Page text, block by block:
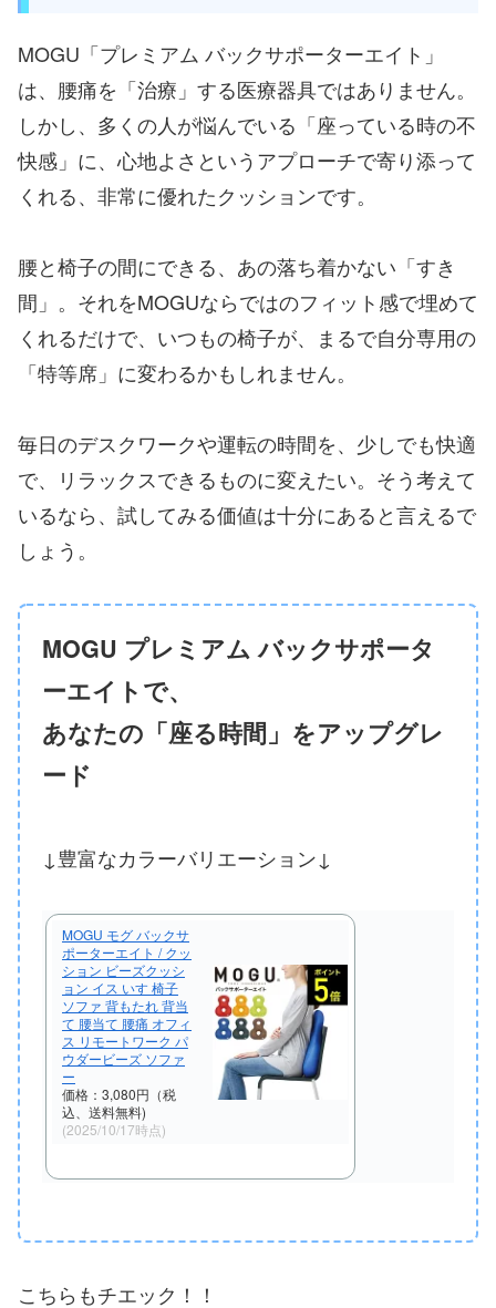
MOGU「プレミアム バックサポーターエイト」
は、腰痛を「治療」する医療器具ではありません。
しかし、多くの人が悩んでいる「座っている時の不
快感」に、心地よさというアプローチで寄り添って
くれる、非常に優れたクッションです。
腰と椅子の間にできる、あの落ち着かない「すき
間」。それをMOGUならではのフィット感で埋めて
くれるだけで、いつもの椅子が、まるで自分専用の
「特等席」に変わるかもしれません。
毎日のデスクワークや運転の時間を、少しでも快適
で、リラックスできるものに変えたい。そう考えて
いるなら、試してみる価値は十分にあると言えるで
しょう。
MOGU プレミアム バックサポータ
ーエイトで、
あなたの「座る時間」をアップグレ
ード
↓豊富なカラーバリエーション↓
MOGU モグ バックサ
ポーターエイト / クッ
ション ビーズクッシ
ョン イス いす 椅子
ソファ 背もたれ 背当
て 腰当て 腰痛 オフィ
ス リモートワーク パ
ウダービーズ ソファ
ー
価格：3,080円（税
込、送料無料)
(2025/10/17時点)
こちらもチエック！！